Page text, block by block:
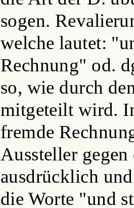
sogen.
welche lautet:
Rechnung" od.
so, wie durch
mitgeteilt wird.
fremde
Aussteller
ausdrücklich
die Worte "und